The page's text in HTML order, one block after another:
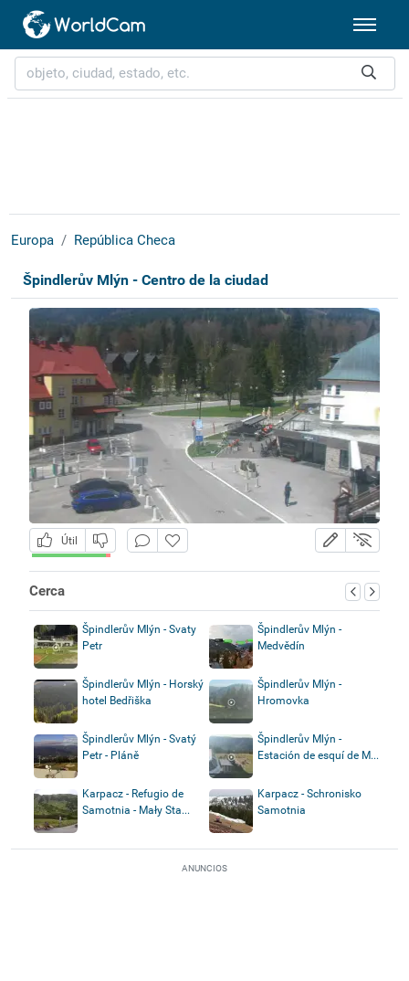
Europa República Checa
Špindlerův Mlýn - Centro de la ciudad
Útil
Cerca
Špindlerův Mlýn - Svaty
Petr
Špindlerův Mlýn -
Medvědín
Špindlerův Mlýn - Horský
hotel Bedřiška
Špindlerův Mlýn -
Hromovka
Špindlerův Mlýn - Svatý
Petr - Pláně
Špindlerův Mlýn -
Estación de esquí de M...
Karpacz - Refugio de
Samotnia - Mały Sta...
Karpacz - Schronisko
Samotnia
ANUNCIOS